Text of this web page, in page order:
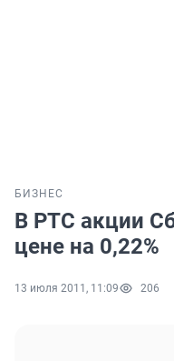
БИЗНЕС
В РТС акции
цене на 0,22%
13 июля 2011, 11:09 206